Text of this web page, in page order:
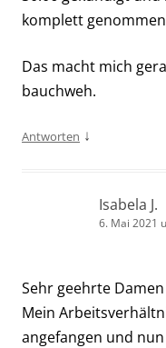
komplett
Das macht mich
bauchweh.
Antworten ↓
Isabela J.
6. Mai 2021
Sehr geehrte
Mein
angefangen und